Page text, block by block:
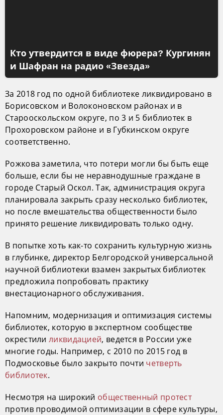
Кто утвердится в виде фюрера? Кургинян
и Шафран на радио «Звезда»
За 2018 год по одной библиотеке ликвидировано в
Борисовском и Волоконовском районах и в
Старооскольском округе, по 3 и 5 библиотек в
Прохоровском районе и в Губкинском округе
соответственно.
Рожкова заметила, что потери могли бы быть еще
больше, если бы не неравнодушные граждане в
городе Старый Оскол. Так, администрация округа
планировала закрыть сразу несколько библиотек,
но после вмешательства общественности было
принято решение ликвидировать только одну.
В попытке хоть как-то сохранить культурную жизнь
в глубинке, директор Белгородской универсальной
научной библиотеки взамен закрытых библиотек
предложила попробовать практику
внестационарного обслуживания.
Напомним, модернизация и оптимизация системы
библиотек, которую в экспертном сообществе
окрестилиликвидацией, ведется в России уже
многие годы. Например, с 2010 по 2015 год в
Подмосковье было закрыто почти четверть
библиотек.
Несмотря на широкий общественный протест
против проводимой оптимизации в сфере культуры,